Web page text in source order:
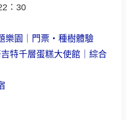
：30
樂園｜門票・種樹體驗
特千層蛋糕大使館｜綜合